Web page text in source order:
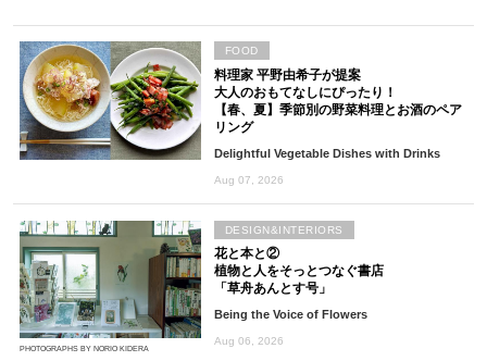
料理家 平野由希子が提案
大人のおもてなしにぴったり！
【春、夏】季節別の野菜料理とお酒のペア
リング
Delightful Vegetable Dishes with Drinks
Aug 07, 2026
FOOD
PHOTOGRAPHS BY NORIO KIDERA
花と本と②
植物と人をそっとつなぐ書店
「草舟あんとす号」
Being the Voice of Flowers
Aug 06, 2026
DESIGN&INTERIORS